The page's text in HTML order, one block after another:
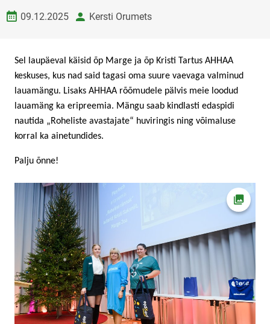
Loomise kuupäev
09.12.2025 autorKersti Orumets
Sel laupäeval käisid õp Marge ja õp Kristi Tartus AHHAA
keskuses, kus nad said tagasi oma suure vaevaga valminud
lauamängu. Lisaks AHHAA rõõmudele pälvis meie loodud
lauamäng ka eripreemia. Mängu saab kindlasti edaspidi
nautida „Roheliste avastajate“ huviringis ning võimaluse
korral ka ainetundides.
Palju õnne!
Ava